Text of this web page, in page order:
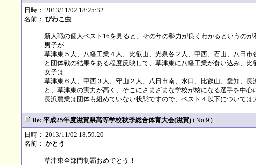
日時： 2013/11/02 18:25:32
名前： びわこ虫
新人戦の個人ベスト16を見ると、その年の勢力が良くわかるというのが
男子が
草津東５人、八幡工業４人、比叡山、光泉各２人、甲西、石山、八日市
と団体戦の結果をある程度反映して、草津東に八幡工業が食い込み、
女子は
草津東６人、甲西３人、守山２人、八日市南、水口、比叡山、愛知、長
と、草津東の実力が高く、そこにさまざまな学校が核になる選手を中
長浜農業は団体も組めていない状態ですので、ベスト４以下については
Re: 平成25年度滋賀県高等学校秋季総合体育大会(滋賀) ( No.9 )
日時： 2013/11/02 18:59:20
名前： かとう
草津東全部門制覇おめでとう！